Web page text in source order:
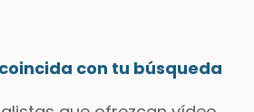
con tu búsqueda